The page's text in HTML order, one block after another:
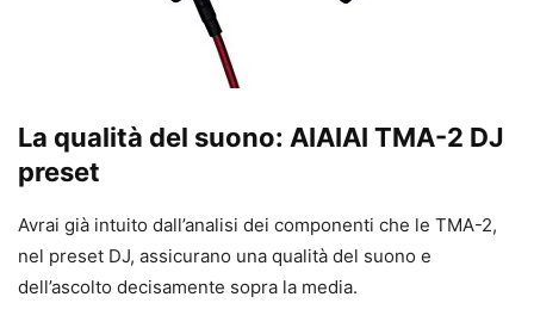
La qualità del suono: AIAIAI TMA-2 DJ
preset
Avrai già intuito dall’analisi dei componenti che le TMA-2,
nel preset DJ, assicurano una qualità del suono e
dell’ascolto decisamente sopra la media.